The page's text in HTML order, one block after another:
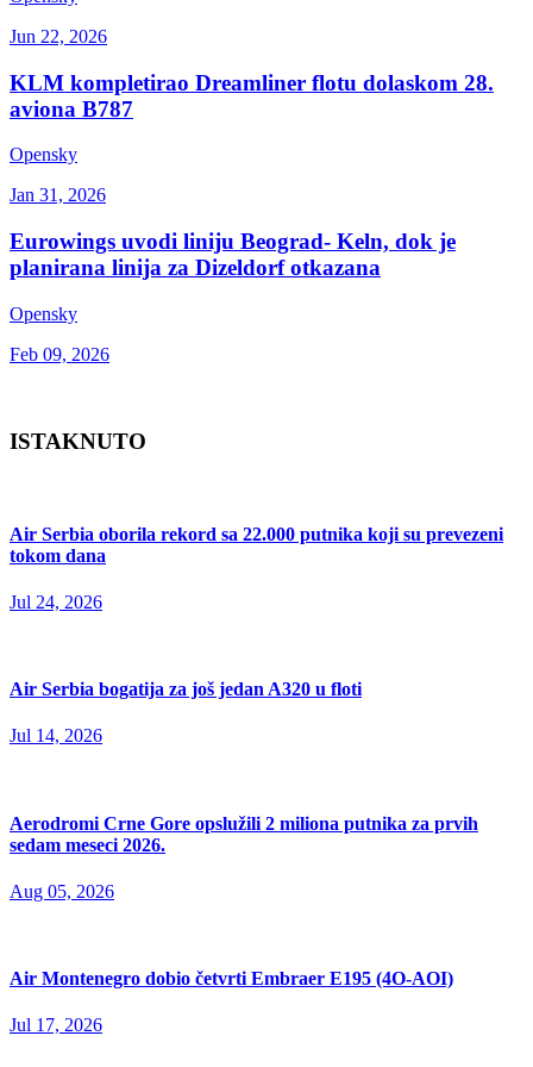
Jun 22, 2026
KLM kompletirao Dreamliner flotu dolaskom 28.
aviona B787
Opensky
Jan 31, 2026
Eurowings uvodi liniju Beograd- Keln, dok je
planirana linija za Dizeldorf otkazana
Opensky
Feb 09, 2026
ISTAKNUTO
Air Serbia oborila rekord sa 22.000 putnika koji su prevezeni
tokom dana
Jul 24, 2026
Air Serbia bogatija za još jedan A320 u floti
Jul 14, 2026
Aerodromi Crne Gore opslužili 2 miliona putnika za prvih
sedam meseci 2026.
Aug 05, 2026
Air Montenegro dobio četvrti Embraer E195 (4O-AOI)
Jul 17, 2026